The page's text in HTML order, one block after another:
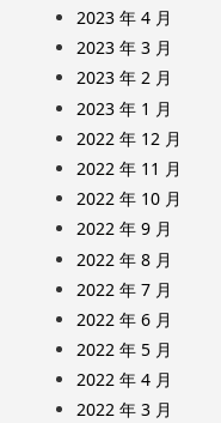
2023 年 4 月
2023 年 3 月
2023 年 2 月
2023 年 1 月
2022 年 12 月
2022 年 11 月
2022 年 10 月
2022 年 9 月
2022 年 8 月
2022 年 7 月
2022 年 6 月
2022 年 5 月
2022 年 4 月
2022 年 3 月